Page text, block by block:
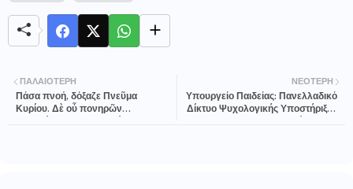
ΝΕΌΤΕΡΗ
Υπουργείο Παιδείας: Πανελλαδικό
Δίκτυο Ψυχολογικής Υποστήριξης
ΠΑΛΑΙΌΤΕΡΗ
Πάσα πνοή, δόξαζε Πνεῦμα
Κυρίου. Δὲ οὗ πονηρῶν